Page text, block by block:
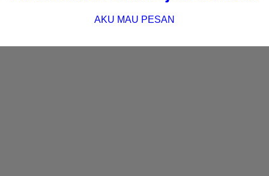
AKU MAU PESAN